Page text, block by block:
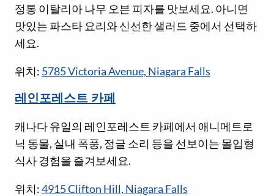
정통 이탈리아 나무 오븐 피자를 맛보세요. 아니면
맛있는 파스타 요리와 신선한 샐러드 중에서 선택하
세요.
위치: 5785 Victoria Avenue, Niagara Falls
레인포레스트 카페
캐나다 유일의 레인포레스트 카페에서 애니메트로
닉 동물, 실내 폭풍, 정글 소리 등을 선보이는 몰입형
식사 경험을 즐겨보세요.
위치:4915 Clifton Hill, Niagara Falls